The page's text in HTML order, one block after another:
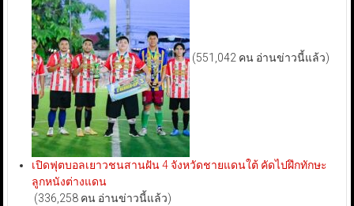
(551,042 คน อ่านข่าวนี้แล้ว)
เปิดฟุตบอลเยาวชนสานฝัน 4 จังหวัดชายแดนใต้ คัดไปฝึกทักษะ
ลูกหนังต่างแดน
(336,258 คน อ่านข่าวนี้แล้ว)